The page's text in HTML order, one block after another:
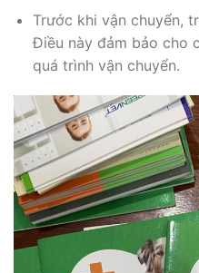
Trước khi vận chuyển,
Điều này đảm bảo cho
quá trình vận chuyển.